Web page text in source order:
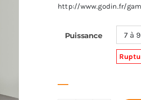
http://www.godin.fr/
Puissance